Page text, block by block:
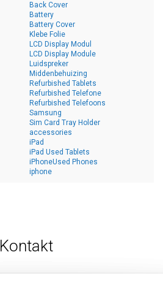
Back Cover
Battery
Battery Cover
Klebe Folie
LCD Display Modul
LCD Display Module
Luidspreker
Middenbehuizing
Refurbished Tablets
Refurbished Telefone
Refurbished Telefoons
Samsung
Sim Card Tray Holder
accessories
iPad
iPad Used Tablets
iPhoneUsed Phones
iphone
Kontakt